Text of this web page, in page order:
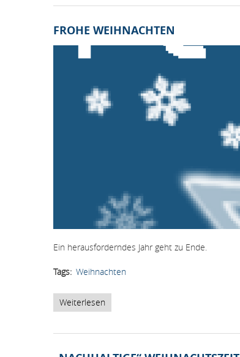
FROHE WEIHNACHTEN
Ein herausforderndes Jahr geht zu Ende.
Tags Weihnachten
Weiterlesen
Frohe